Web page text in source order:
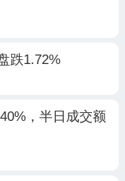
跌1.72%
，半日成交额